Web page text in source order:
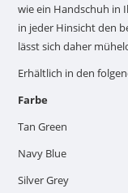
wie ein Handschuh in
in jeder Hinsicht den
lässt sich daher
Erhältlich in den
Farbe
Tan Green
Navy Blue
Silver Grey